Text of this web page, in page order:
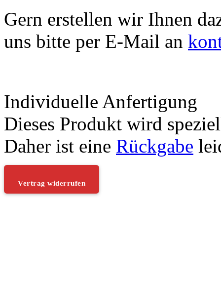
Gern erstellen wir Ihnen
uns bitte per E-Mail an
Individuelle Anfertigung
Dieses Produkt wird
Daher ist eine Rückgabe
Vertrag widerrufen